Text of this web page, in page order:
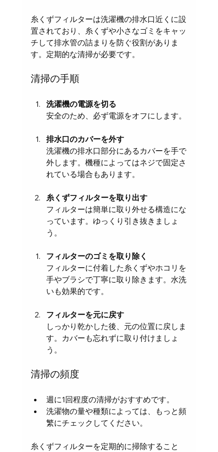
糸くずフィルターは洗濯機の排水口近くに設
置されており、糸くずや小さなゴミをキャッ
チして排水管の詰まりを防ぐ役割がありま
す。定期的な清掃が必要です。
清掃の手順
洗濯機の電源を切る
安全のため、必ず電源をオフにします。
排水口のカバーを外す
洗濯機の排水口部分にあるカバーを手で
外します。機種によってはネジで固定さ
れている場合もあります。
糸くずフィルターを取り出す
フィルターは簡単に取り外せる構造にな
っています。ゆっくり引き抜きましょ
う。
フィルターのゴミを取り除く
フィルターに付着した糸くずやホコリを
手やブラシで丁寧に取り除きます。水洗
いも効果的です。
フィルターを元に戻す
しっかり乾かした後、元の位置に戻しま
す。カバーも忘れずに取り付けましょ
う。
清掃の頻度
週に1回程度の清掃がおすすめです。
洗濯物の量や種類によっては、もっと頻
繁にチェックしてください。
糸くずフィルターを定期的に掃除すること